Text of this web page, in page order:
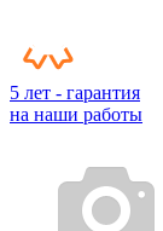
5 лет - гарантия
на наши работы